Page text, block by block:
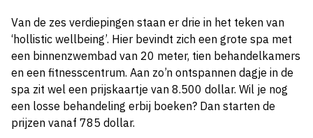
Van de zes verdiepingen staan er drie in het teken van
‘hollistic wellbeing’. Hier bevindt zich een grote spa met
een binnenzwembad van 20 meter, tien behandelkamers
en een fitnesscentrum. Aan zo’n ontspannen dagje in de
spa zit wel een prijskaartje van 8.500 dollar. Wil je nog
een losse behandeling erbij boeken? Dan starten de
prijzen vanaf 785 dollar.